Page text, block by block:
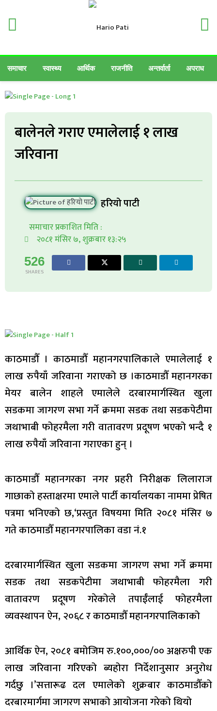
समाचार स्वास्थ्य आर्थिक राजनीति अन्तर्वार्ता अपराध
बालेनले गराए एमालेलाई १ लाख
जरिवाना
हरियो पाटी
समाचार प्रकाशित मिति :
२०८१ मंसिर ७, शुक्रबार १३:२५
526
SHARES
काठमाडौँ । काठमाडौँ महानगरपालिकाले एमालेलाई १
लाख रुपैयाँ जरिवाना गराएको छ ।काठमाडौँ महानगरका
मेयर बालेन शाहले एमालेले दरबारमार्गस्थित खुला
सडकमा जागरण सभा गर्ने क्रममा सडक तथा सडकपेटीमा
जथाभाबी फोहरमैला गरी वातावरण प्रदूषण भएको भन्दै १
लाख रुपैयाँ जरिवाना गराएका हुन् ।
काठमाडौँ महानगरका नगर प्रहरी निरीक्षक लिलाराज
गाछाको हस्ताक्षरमा एमाले पार्टी कार्यालयका नाममा प्रेषित
पत्रमा भनिएको छ,‘प्रस्तुत विषयमा मिति २०८१ मंसिर ७
गते काठमाडौँ महानगरपालिका वडा नं.१
दरबारमार्गस्थित खुला सडकमा जागरण सभा गर्ने क्रममा
सडक तथा सडकपेटीमा जथाभाबी फोहरमैला गरी
वातावरण प्रदूषण गरेकोले तपाईँलाई फोहरमैला
व्यवस्थापन ऐन, २०६८ र काठमाडौँ महानगरपालिकाको
आर्थिक ऐन, २०८१ बमोजिम रु.१००,०००/०० अक्षरुपी एक
लाख जरिवाना गरिएको ब्यहोरा निर्देशानुसार अनुरोध
गर्दछु ।’सत्तारूढ दल एमालेको शुक्रबार काठमाडौँको
दरबारमार्गमा जागरण सभाको आयोजना गरेको थियो